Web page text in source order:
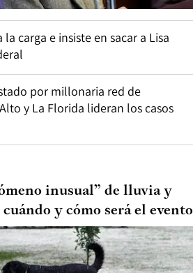
carga e insiste en sacar a Lisa
por millonaria red de
y La Florida lideran los casos
inusual” de lluvia y
y cómo será el evento